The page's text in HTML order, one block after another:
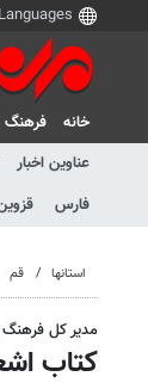
خانه فرهنگ
عناوین اخبار
فارس
استانها قم
مدیر کل فرهنگ
کتاب